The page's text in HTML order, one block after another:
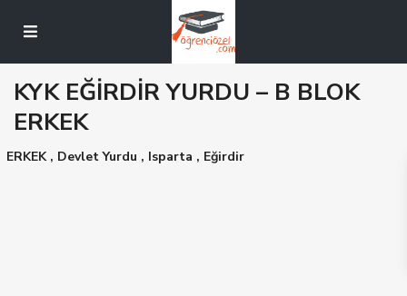
KYK EĞİRDİR YURDU – B BLOK
ERKEK
ERKEK, Devlet Yurdu , Isparta , Eğirdir